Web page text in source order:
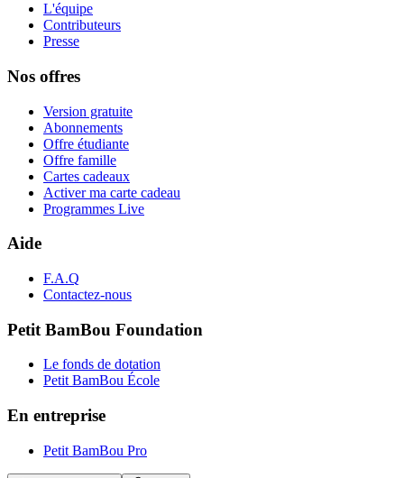
L'équipe
Contributeurs
Presse
Nos offres
Version gratuite
Abonnements
Offre étudiante
Offre famille
Cartes cadeaux
Activer ma carte cadeau
Programmes Live
Aide
F.A.Q
Contactez-nous
Petit BamBou Foundation
Le fonds de dotation
Petit BamBou École
En entreprise
Petit BamBou Pro